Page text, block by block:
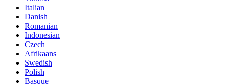
Italian
Danish
Romanian
Indonesian
Czech
Afrikaans
Swedish
Polish
Basque